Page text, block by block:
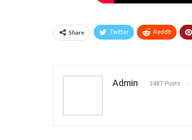
Share Twitter ReddIt
Admin 3487 Posts